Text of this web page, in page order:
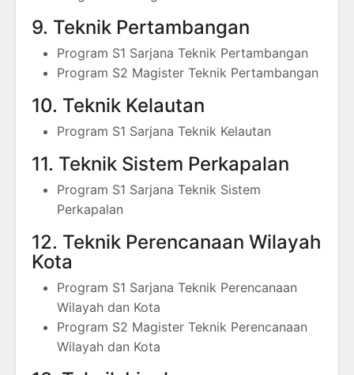
9. Teknik Pertambangan
Program S1 Sarjana Teknik Pertambangan
Program S2 Magister Teknik Pertambangan
10. Teknik Kelautan
Program S1 Sarjana Teknik Kelautan
11. Teknik Sistem Perkapalan
Program S1 Sarjana Teknik Sistem
Perkapalan
12. Teknik Perencanaan Wilayah
Kota
Program S1 Sarjana Teknik Perencanaan
Wilayah dan Kota
Program S2 Magister Teknik Perencanaan
Wilayah dan Kota